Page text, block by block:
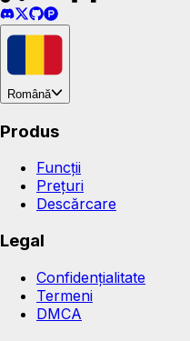
Română
Produs
Funcții
Prețuri
Descărcare
Legal
Confidențialitate
Termeni
DMCA